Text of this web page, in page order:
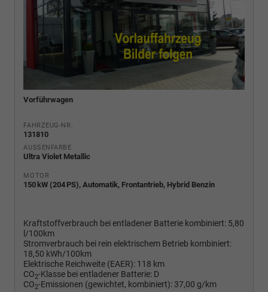
Vorführwagen
FAHRZEUG-NR.
131810
AUSSENFARBE
Ultra Violet Metallic
MOTOR
150 kW (204 PS), Automatik, Frontantrieb, Hybrid Benzin
Kraftstoffverbrauch bei entladener Batterie kombiniert: 5,80
l/100km
Stromverbrauch bei rein elektrischem Betrieb kombiniert:
18,50 kWh/100km
Elektrische Reichweite (EAER): 118 km
CO2-Klasse bei entladener Batterie: D
CO2-Emissionen (gewichtet, kombiniert): 37,00 g/km